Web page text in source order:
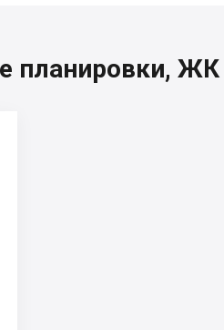
планировки, ЖК